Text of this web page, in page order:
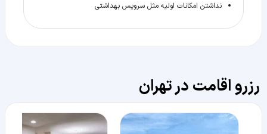
نداشتن امکانات اولیه مثل سرویس بهداشتی
رزرو اقامت در تهران